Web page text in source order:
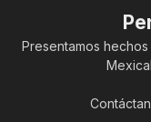
Presentamos